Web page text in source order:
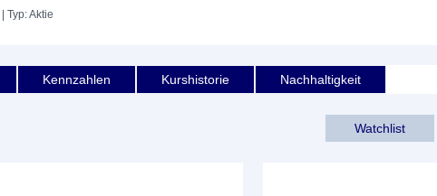
| Typ: Aktie
Kennzahlen Kurshistorie Nachhaltigkeit
Watchlist